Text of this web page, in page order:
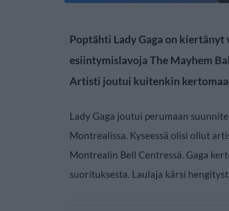
Poptähti Lady Gaga on kiertänyt
esiintymislavoja The Mayhem
Artisti joutui kuitenkin
Lady Gaga joutui perumaan
Montrealissa. Kyseessä olisi ollut
Montrealin Bell Centressä. Gaga
suorituksesta. Laulaja kärsi